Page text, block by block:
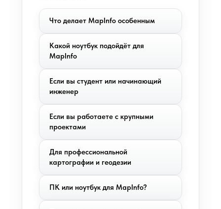
Что делает MapInfo особенным
Какой ноутбук подойдёт для
MapInfo
Если вы студент или начинающий
инженер
Если вы работаете с крупными
проектами
Для профессиональной
картографии и геодезии
ПК или ноутбук для MapInfo?